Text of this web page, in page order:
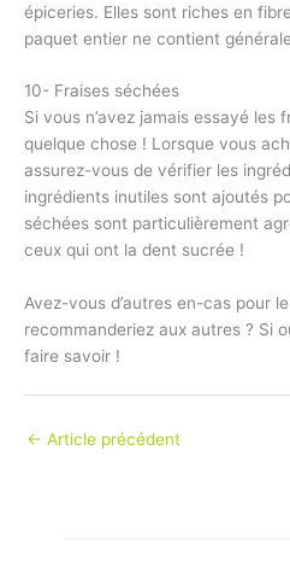
épiceries. Elles sont riches en
paquet entier ne contient
10- Fraises séchées
Si vous n’avez jamais essayé les
quelque chose ! Lorsque vous
assurez-vous de vérifier les
ingrédients inutiles sont ajoutés
séchées sont particulièrement
ceux qui ont la dent sucrée !
Avez-vous d’autres en-cas pour
recommanderiez aux autres ? Si
faire savoir !
← Article précédent